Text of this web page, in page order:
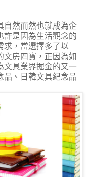
自然而然也就成為企
許是因為生活觀念的
求，當選擇多了以
文房四寶，正因為如
文具業界掘金的又一
品、日韓文具紀念品